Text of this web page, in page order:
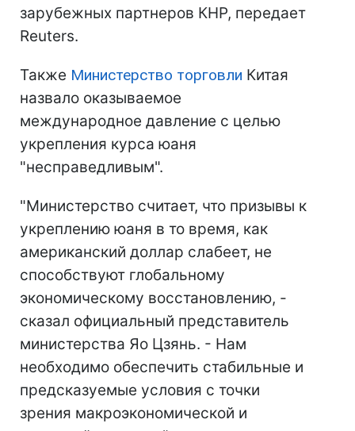
зарубежных партнеров КНР, передает
Reuters.
Также Министерство торговли Китая
назвало оказываемое
международное давление с целью
укрепления курса юаня
"несправедливым".
"Министерство считает, что призывы к
укреплению юаня в то время, как
американский доллар слабеет, не
способствуют глобальному
экономическому восстановлению, -
сказал официальный представитель
министерства Яо Цзянь. - Нам
необходимо обеспечить стабильные и
предсказуемые условия с точки
зрения макроэкономической и